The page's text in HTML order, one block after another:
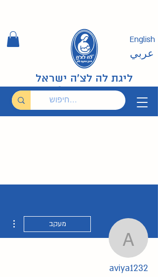
ליגת לה לצ'ה ישראל
English
عربي
aviya1232
מעקב
aviya1232